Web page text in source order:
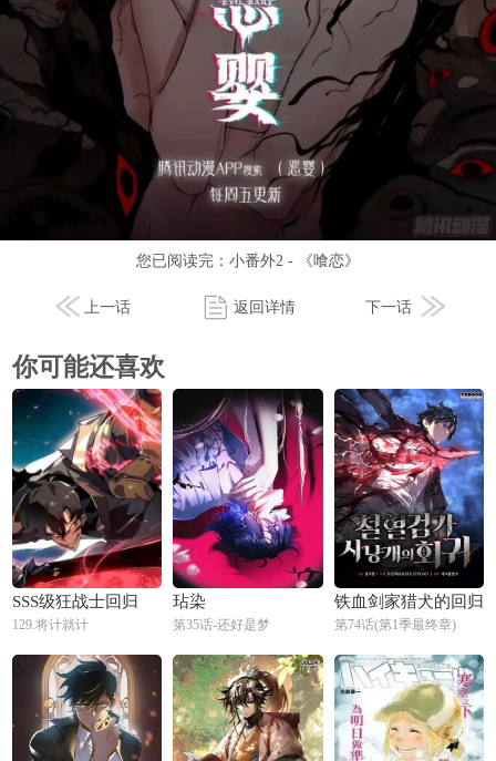
您已阅读完： 小番外2 - 《喰恋》
上一话 返回详情 下一话
你可能还喜欢
SSS级狂战士回归
129.将计就计
玷染
第35话-还好是梦
铁血剑家猎犬的回归
第74话(第1季最终章)